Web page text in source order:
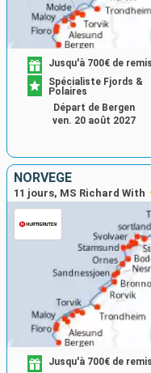
Jusqu'à 700€ de
Spécialiste Fjords &
Polaires
Départ de Bergen
ven. 20 août 2027
NORVÈGE
11 jours, MS Richard With
Jusqu'à 700€ de